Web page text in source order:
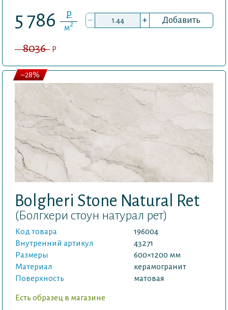
5 786 P
м2 – + Добавить
8036 P
Bolgheri Stone Natural Ret
(Болгхери стоун натурал рет)
Код товара
196004
Внутренний артикул
43271
Размеры
600×1200 мм
Материал
керамогранит
Поверхность
матовая
Есть образец в магазине
–28%